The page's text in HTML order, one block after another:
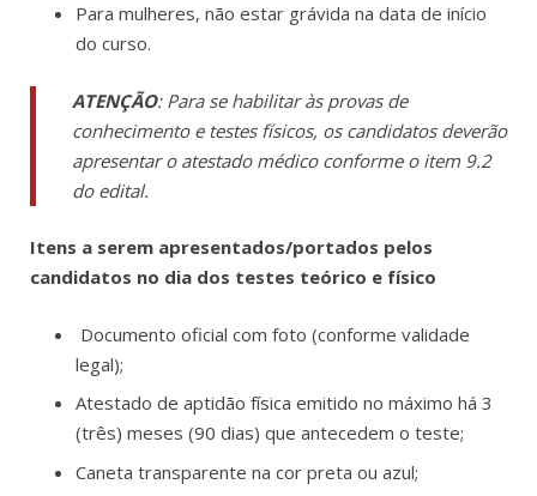
Para mulheres, não estar grávida na data de início
do curso.
ATENÇÃO: Para se habilitar às provas de
conhecimento e testes físicos, os candidatos deverão
apresentar o atestado médico conforme o item 9.2
do edital.
Itens a serem apresentados/portados pelos
candidatos no dia dos testes teórico e físico
Documento oficial com foto (conforme validade
legal);
Atestado de aptidão física emitido no máximo há 3
(três) meses (90 dias) que antecedem o teste;
Caneta transparente na cor preta ou azul;